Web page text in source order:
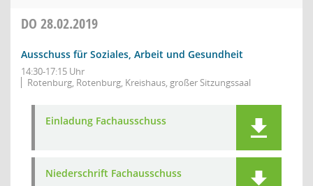
DO 28.02.2019
Ausschuss für Soziales, Arbeit und Gesundheit
14:30-17:15 Uhr
Rotenburg, Rotenburg, Kreishaus, großer Sitzungssaal
Einladung Fachausschuss
Niederschrift Fachausschuss